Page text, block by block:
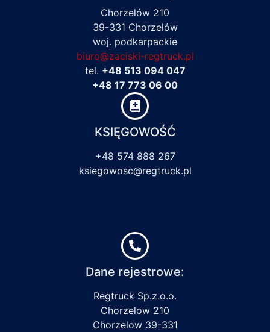
Chorzelów 210
39-331 Chorzelów
woj. podkarpackie
biuro@zaciski-regtruck.pl
tel. +48 513 094 047
+48 17 773 06 00
KSIĘGOWOŚĆ
+48 574 888 267
ksiegowosc@regtruck.pl
Dane rejestrowe:
Regtruck Sp.z.o.o.
Chorzelow 210
Chorzelow 39-331